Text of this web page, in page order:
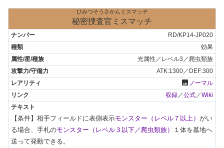
ひみつそうさかんミスマッチ
秘密捜査官ミスマッチ
RD/KP14-JP020
効果
光属性／レベル3／爬虫類族
ATK:1300／DEF:300
photo ノーマル
収録 ／公式 ／Wiki
【条件】相手フィールドに表側表示モンスター（レベル７以上） がい
る場合、手札のモンスター（レベル３以下／爬虫類族）
１体を墓地へ
送って発動できる。